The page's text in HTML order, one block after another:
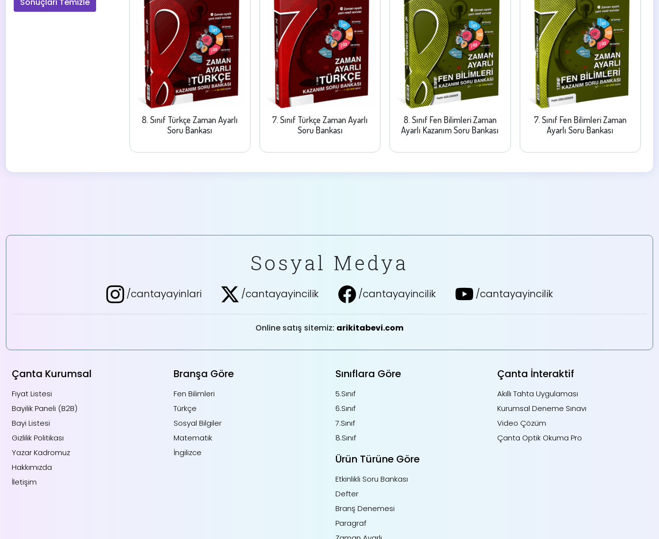
8. Sınıf Türkçe Zaman Ayarlı
Soru Bankası
7. Sınıf Türkçe Zaman Ayarlı
Soru Bankası
8. Sınıf Fen Bilimleri Zaman
Ayarlı Kazanım Soru Bankası
7. Sınıf Fen Bilimleri Zaman
Ayarlı Soru Bankası
Sosyal Medya
/cantayayinlari /cantayayincilik /cantayayincilik /cantayayincilik
Online satış sitemiz: arikitabevi.com
Çanta Kurumsal
Fiyat Listesi
Bayilik Paneli (B2B)
Bayi Listesi
Gizlilik Politikası
Yazar Kadromuz
Hakkımızda
İletişim
Branşa Göre
Fen Bilimleri
Türkçe
Sosyal Bilgiler
Matematik
İngilizce
Sınıflara Göre
5.Sınıf
6.Sınıf
7.Sınıf
8.Sınıf
Ürün Türüne Göre
Etkinlikli Soru Bankası
Defter
Branş Denemesi
Paragraf
Çanta İnteraktif
Akıllı Tahta Uygulaması
Kurumsal Deneme Sınavı
Video Çözüm
Çanta Optik Okuma Pro